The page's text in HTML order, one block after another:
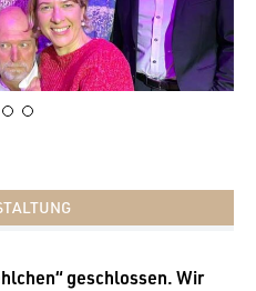
geschlossen. Wir